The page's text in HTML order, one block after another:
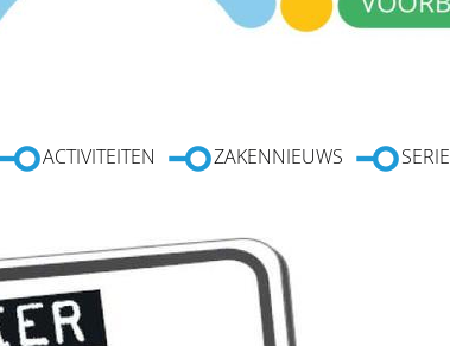
ACTIVITEITEN ZAKENNIEUWS SERIE